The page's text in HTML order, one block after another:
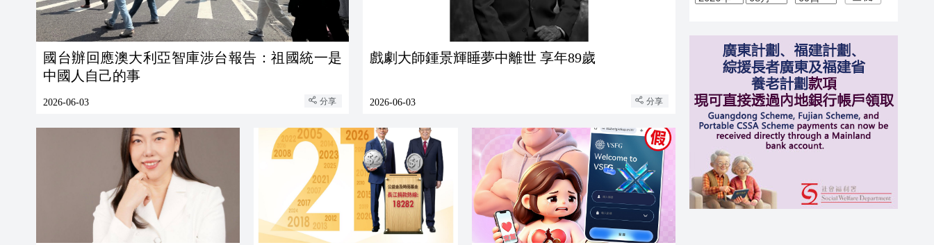
國台辦回應澳大利亞智庫涉台報告：祖國統一是
中國人自己的事
2026-06-03 分享
戲劇大師鍾景輝睡夢中離世 享年89歲
2026-06-03 分享